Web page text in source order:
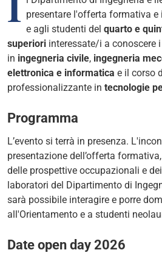
presentare l'offerta formativa e
e agli studenti del quarto e
superiori interessate/i a conoscere
in ingegneria civile, ingegneria
elettronica e informatica e il corso
professionalizzante in tecnologie
Programma
L’evento si terrà in presenza.
presentazione dell’offerta
delle prospettive occupazionali e
laboratori del Dipartimento di
sarà possibile interagire e porre
all'Orientamento e a studenti
Date open day 2026